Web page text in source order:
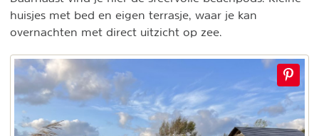
huisjes met bed en eigen terrasje, waar je kan
overnachten met direct uitzicht op zee.